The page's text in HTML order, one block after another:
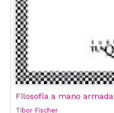
Filosofía a mano armada
Tibor Fischer